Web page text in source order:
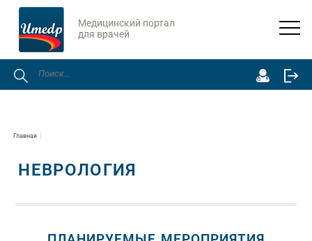
Медицинский портал
для врачей
Главная
НЕВРОЛОГИЯ